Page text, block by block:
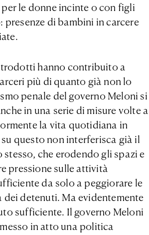
le donne incinte o con figli
di bambini in carcere
hanno contribuito a
più di quanto già non lo
penale del governo Meloni si
in una serie di misure volte a
la vita quotidiana in
questo non interferisca già il
che erodendo gli spazi e
pressione sulle attività
da solo a peggiorare le
detenuti. Ma evidentemente
sufficiente. Il governo Meloni
in atto una politica